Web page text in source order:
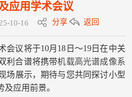
应用学术会议
10-16 分享 返回
议将于10月18日～19日在中关
利合谱将携带机载高光谱成像系
场展示，期待与您共同探讨小型
应用前景。